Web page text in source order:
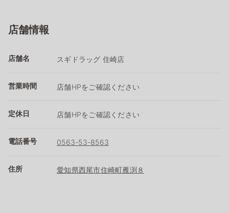
店舗情報
店舗名 スギドラッグ 住崎店
営業時間 店舗HPをご確認ください
定休日 店舗HPをご確認ください
電話番号 0563-53-8563
住所 愛知県西尾市住崎町雁渕８